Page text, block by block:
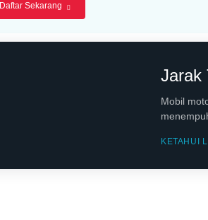
Daftar Sekarang
Jarak
Mobil
KETAHUI